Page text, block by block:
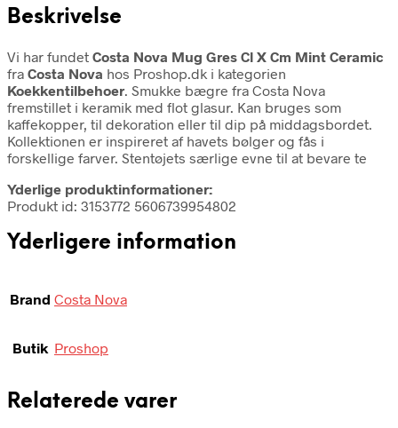
Beskrivelse
Vi har fundet Costa Nova Mug Gres Cl X Cm Mint Ceramic
fra Costa Nova hos Proshop.dk i kategorien
Koekkentilbehoer. Smukke bægre fra Costa Nova
fremstillet i keramik med flot glasur. Kan bruges som
kaffekopper, til dekoration eller til dip på middagsbordet.
Kollektionen er inspireret af havets bølger og fås i
forskellige farver. Stentøjets særlige evne til at bevare te
Yderlige produktinformationer:
Produkt id: 3153772 5606739954802
Yderligere information
Brand Costa Nova
Butik Proshop
Relaterede varer